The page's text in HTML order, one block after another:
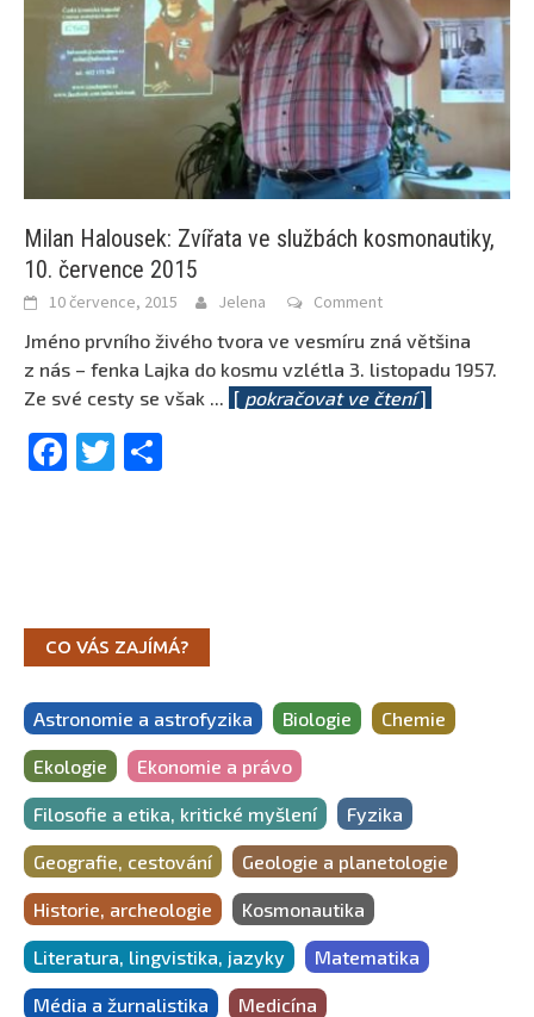
Milan Halousek: Zvířata ve službách kosmonautiky,
10. července 2015
10 července, 2015 Jelena Comment
Jméno prvního živého tvora ve vesmíru zná většina
z nás – fenka Lajka do kosmu vzlétla 3. listopadu 1957.
Ze své cesty se však ... [ pokračovat ve čtení]
Facebook
Twitter
CO VÁS ZAJÍMÁ?
Astronomie a astrofyzika Biologie Chemie
Ekologie Ekonomie a právo
Filosofie a etika, kritické myšlení Fyzika
Geografie, cestování Geologie a planetologie
Historie, archeologie Kosmonautika
Literatura, lingvistika, jazyky Matematika
Média a žurnalistika Medicína